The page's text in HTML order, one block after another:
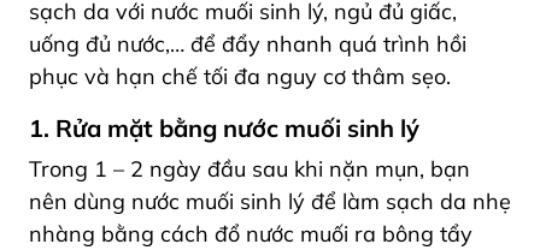
sạch da với nước muối sinh lý, ngủ đủ giấc,
uống đủ nước,… để đẩy nhanh quá trình hồi
phục và hạn chế tối đa nguy cơ thâm sẹo.
1. Rửa mặt bằng nước muối sinh lý
Trong 1 – 2 ngày đầu sau khi nặn mụn, bạn
nên dùng nước muối sinh lý để làm sạch da nhẹ
nhàng bằng cách đổ nước muối ra bông tẩy